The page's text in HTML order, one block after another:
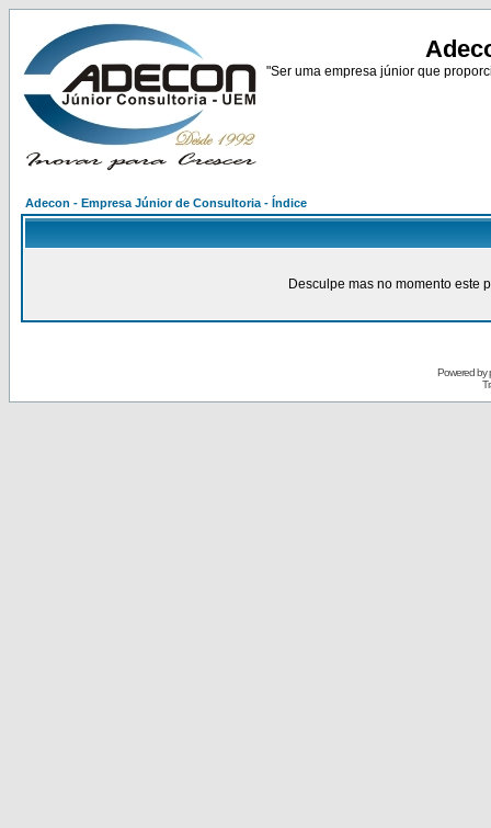
"Ser uma empresa júnior que
Adecon - Empresa Júnior de Consultoria - Índice
Desculpe mas no momento este
Powered by